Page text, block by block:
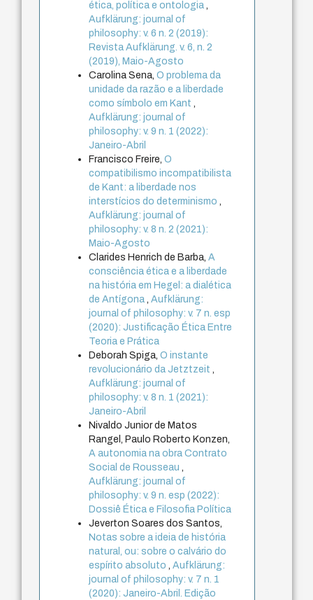
ética, política e ontologia,
Aufklärung: journal of
philosophy: v. 6 n. 2 (2019):
Revista Aufklärung. v. 6, n. 2
(2019), Maio-Agosto
Carolina Sena,O problema da
unidade da razão e a liberdade
como símbolo em Kant,
Aufklärung: journal of
philosophy: v. 9 n. 1 (2022):
Janeiro-Abril
Francisco Freire,O
compatibilismo incompatibilista
de Kant: a liberdade nos
interstícios do determinismo,
Aufklärung: journal of
philosophy: v. 8 n. 2 (2021):
Maio-Agosto
Clarides Henrich de Barba,A
consciência ética e a liberdade
na história em Hegel: a dialética
de Antígona,Aufklärung:
journal of philosophy: v. 7 n. esp
(2020): Justificação Ética Entre
Teoria e Prática
Deborah Spiga,O instante
revolucionário da Jetztzeit,
Aufklärung: journal of
philosophy: v. 8 n. 1 (2021):
Janeiro-Abril
Nivaldo Junior de Matos
Rangel, Paulo Roberto Konzen,
A autonomia na obra Contrato
Social de Rousseau,
Aufklärung: journal of
philosophy: v. 9 n. esp (2022):
Dossiê Ética e Filosofia Política
Jeverton Soares dos Santos,
Notas sobre a ideia de história
natural, ou: sobre o calvário do
espírito absoluto,Aufklärung:
journal of philosophy: v. 7 n. 1
(2020): Janeiro-Abril. Edição